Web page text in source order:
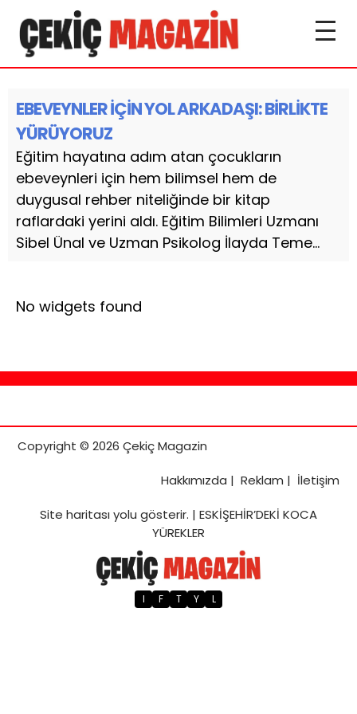
EBEVEYNLER İÇİN YOL ARKADAŞI: BİRLİKTE
YÜRÜYORUZ
Eğitim hayatına adım atan çocukların
ebeveynleri için hem bilimsel hem de
duygusal rehber niteliğinde bir kitap
raflardaki yerini aldı. Eğitim Bilimleri Uzmanı
Sibel Ünal ve Uzman Psikolog İlayda Teme...
No widgets found
Copyright © 2026 Çekiç Magazin
Hakkımızda | Reklam | İletişim
Site haritasıyolu gösterir. | ESKİŞEHİR’DEKİ KOCA
YÜREKLER
I F T Y L